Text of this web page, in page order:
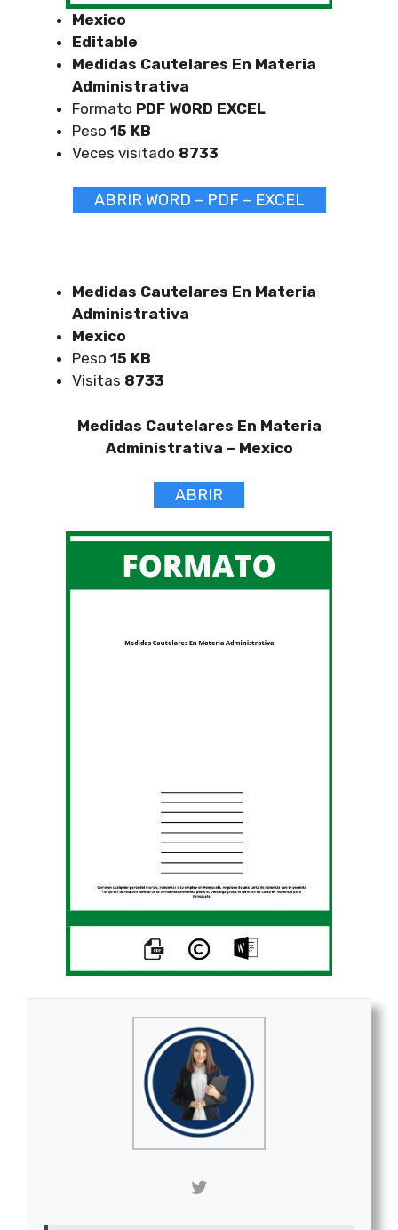
Mexico
Editable
Medidas Cautelares En Materia
Administrativa
Formato PDF WORD EXCEL
Peso 15 KB
Veces visitado 8733
ABRIR WORD – PDF – EXCEL
Medidas Cautelares En Materia
Administrativa
Mexico
Peso 15 KB
Visitas 8733
Medidas Cautelares En Materia
Administrativa – Mexico
ABRIR